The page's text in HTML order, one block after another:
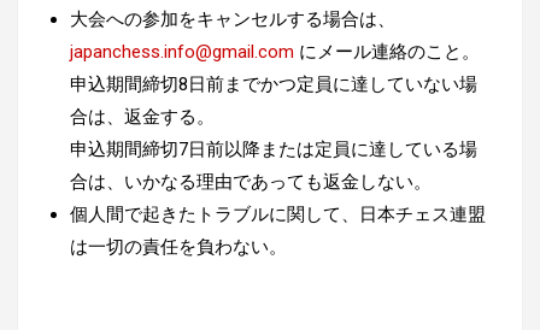
大会への参加をキャンセルする場合は、
japanchess.info@gmail.com にメール連絡のこと。
申込期間締切8日前までかつ定員に達していない場
合は、返金する。
申込期間締切7日前以降または定員に達している場
合は、いかなる理由であっても返金しない。
個人間で起きたトラブルに関して、日本チェス連盟
は一切の責任を負わない。